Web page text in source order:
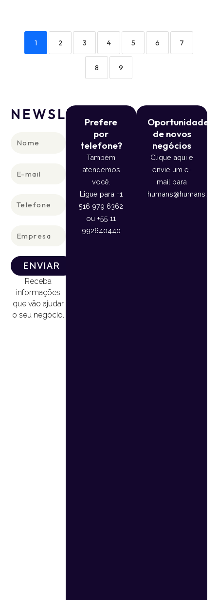
1 2 3 4 5 6 7
8 9
NEWSLETTER
ENVIAR
Receba
informações
que vão ajudar
o seu negócio.
Prefere
por
telefone?
Também
atendemos
você.
Ligue para +1
516 979 6362
ou +55 11
992640440
Oportunidade
de novos
negócios
Clique aqui e
envie um e-
mail para